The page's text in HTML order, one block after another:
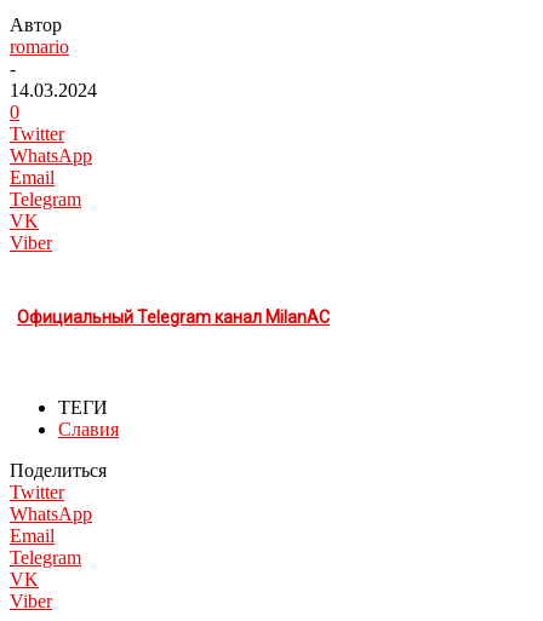
Автор
romario
-
14.03.2024
0
Twitter
WhatsApp
Email
Telegram
VK
Viber
Официальный Telegram канал MilanAC
ТЕГИ
Славия
Поделиться
Twitter
WhatsApp
Email
Telegram
VK
Viber